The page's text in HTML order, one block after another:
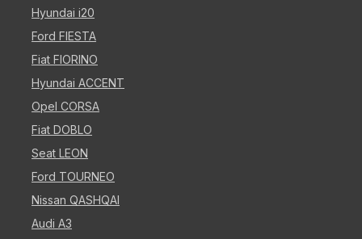
Hyundai i20
Ford FIESTA
Fiat FIORINO
Hyundai ACCENT
Opel CORSA
Fiat DOBLO
Seat LEON
Ford TOURNEO
Nissan QASHQAI
Audi A3